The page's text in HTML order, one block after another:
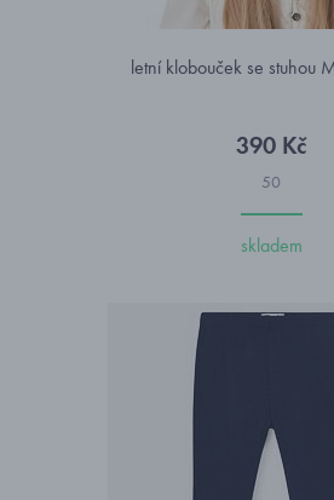
letní klobouček se stuhou
390 Kč
50
skladem